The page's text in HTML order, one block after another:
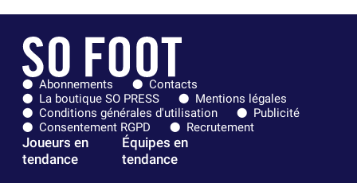
Abonnements
Contacts
La boutique SO PRESS
Mentions légales
Conditions générales d'utilisation
Publicité
Consentement RGPD
Recrutement
Joueurs en
tendance
Équipes en
tendance